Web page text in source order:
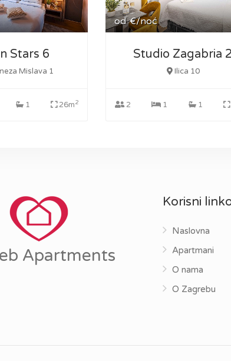
Stars 6
Mislava 1
1 26m2
od €/noć
Studio Zagabria 2
Ilica 10
2 1 1
Apartments
Korisni
Naslovna
Apartmani
O nama
O Zagrebu